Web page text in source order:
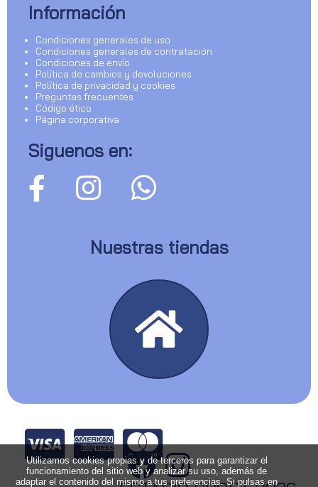
Información
Condiciones generales de uso
Condiciones generales de contratación
Condiciones de envío
Política de cambios y devoluciones
Política de privacidad y cookies
Preguntas frecuentes
Código ético
Página corporativa
Siguenos en:
Nuestras tiendas
Utilizamos cookies propias y de terceros para garantizar el
funcionamiento del sitio web y analizar su uso, además de
adaptar el contenido del mismo a tus preferencias. Si pulsas en